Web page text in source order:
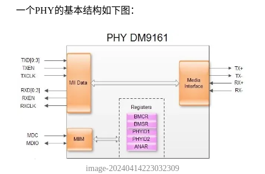
一个PHY的基本结构如下图：
image-20240414223032309